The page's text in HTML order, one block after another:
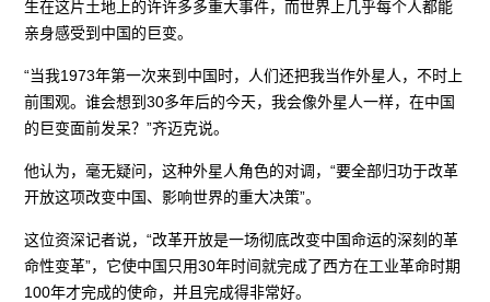
生在这片土地上的许许多多重大事件，而世界上几乎每个人都能
亲身感受到中国的巨变。
“当我1973年第一次来到中国时，人们还把我当作外星人，不时上
前围观。谁会想到30多年后的今天，我会像外星人一样，在中国
的巨变面前发呆？”齐迈克说。
他认为，毫无疑问，这种外星人角色的对调，“要全部归功于改革
开放这项改变中国、影响世界的重大决策”。
这位资深记者说，“改革开放是一场彻底改变中国命运的深刻的革
命性变革”，它使中国只用30年时间就完成了西方在工业革命时期
100年才完成的使命，并且完成得非常好。